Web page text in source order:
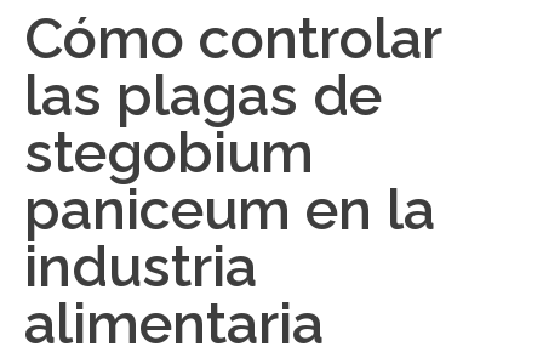
Cómo controlar
las plagas de
stegobium
paniceum en la
industria
alimentaria